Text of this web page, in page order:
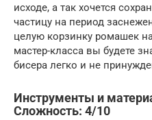
исходе, а так хочется
частицу на период
целую корзинку ромашек
мастер-класса вы будете
бисера легко и не
Инструменты и
Сложность: 4/10